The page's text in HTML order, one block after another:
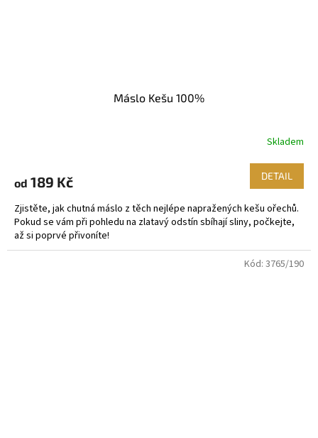
Máslo Kešu 100%
Skladem
od 189 Kč DETAIL
Zjistěte, jak chutná máslo z těch nejlépe napražených kešu ořechů.
Pokud se vám při pohledu na zlatavý odstín sbíhají sliny, počkejte,
až si poprvé přivoníte!
Kód: 3765/190